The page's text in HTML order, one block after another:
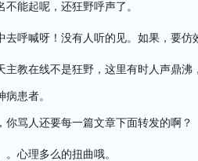
不能起呢，还狂野呼声了。
去呼喊呀！没有人听的见。如果，要
主教在线不是狂野，这里有时人声鼎沸
病患者。
你骂人还要每一篇文章下面转发的啊？
。心理多么的扭曲哦。